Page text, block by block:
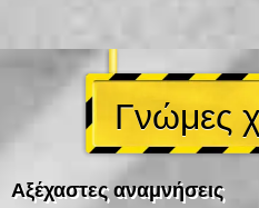
Γνώμες
Αξέχαστες αναμνήσεις